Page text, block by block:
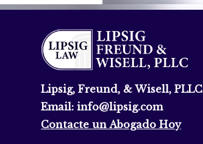
Lipsig, Freund, & Wisell, PLLC
Email:info@lipsig.com
Contacte un Abogado Hoy